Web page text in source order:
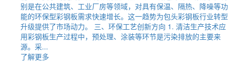
别是在公共建筑、工业厂房等领域，对具有保温、隔热、降噪等功
能的环保型彩钢板需求快速增长。这一趋势为包头彩钢板行业转型
升级提供了市场动力。 三、环保工艺创新方向 1. 清洁生产技术应
用彩钢板生产过程中，预处理、涂装等环节是污染排放的主要来
源。采...
了解更多